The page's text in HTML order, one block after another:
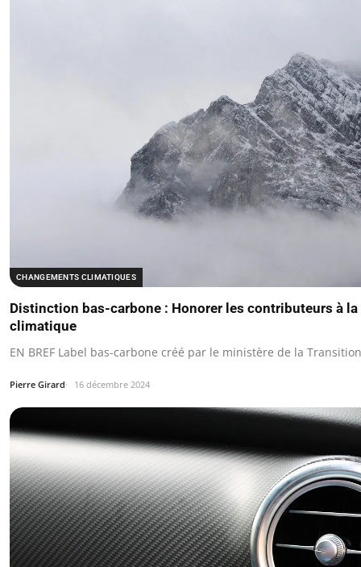
CHANGEMENTS CLIMATIQUES
Distinction bas-carbone : Honorer les contributeurs à
climatique
EN BREF Label bas-carbone créé par le ministère de la
Pierre Girard 16 décembre 2024